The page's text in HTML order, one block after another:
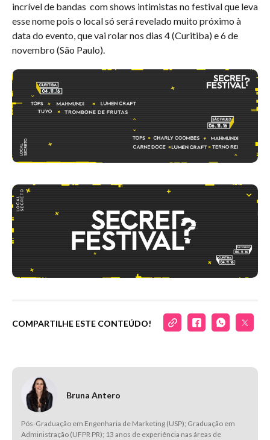
incrível de bandas com shows intimistas no festival que leva
esse nome pois o local só será revelado muito próximo à
data do evento, que vai rolar nos dias 4 (Curitiba) e 6 de
novembro (São Paulo).
COMPARTILHE ESTE CONTEÚDO!
Bruna Antero
Pós-Graduação em Engenharia de Marketing (USP); Graduação em
Administração (UFPR PR); 13 anos de experiência nas áreas de